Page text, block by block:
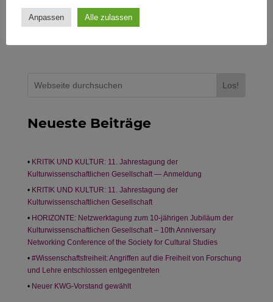
Los!
Neueste Beiträge
KRITIK UND KULTUR: 11. Jahrestagung der
Kulturwissenschaftlichen Gesellschaft — Anmeldung
KRITIK UND KULTUR: 11. Jahrestagung der
Kulturwissenschaftlichen Gesellschaft
HORIZONTE: Netzwerktagung zum 10-jährigen Jubiläum der
Kulturwissenschaftlichen Gesellschaft – 10th Anniversary
Networking Conference of the Society for Cultural Studies
#Wissenschaftsfreiheit: Angriffen auf die Freiheit von Forschung
und Lehre entschlossen entgegentreten
Neuer KWG-Vorstand gewählt
Anpassen Alle zulassen